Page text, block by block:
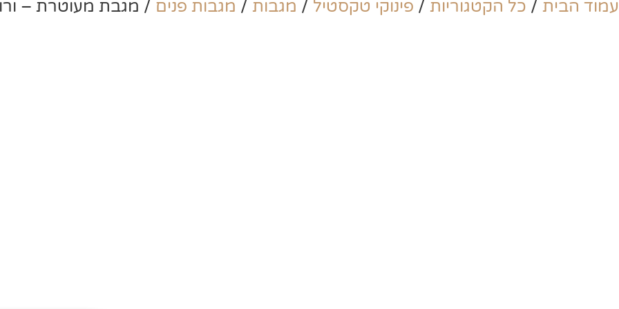
עמוד הבית / כל הקטגוריות / פינוקי טקסטיל / מגבות / מגבות פנים / מגבת מעוטרת –